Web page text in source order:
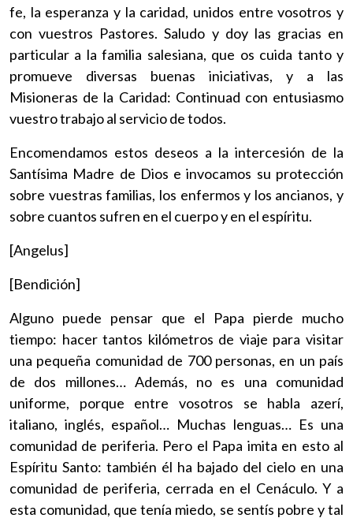
fe, la esperanza y la caridad, unidos entre vosotros y
con vuestros Pastores. Saludo y doy las gracias en
particular a la familia salesiana, que os cuida tanto y
promueve diversas buenas iniciativas, y a las
Misioneras de la Caridad: Continuad con entusiasmo
vuestro trabajo al servicio de todos.
Encomendamos estos deseos a la intercesión de la
Santísima Madre de Dios e invocamos su protección
sobre vuestras familias, los enfermos y los ancianos, y
sobre cuantos sufren en el cuerpo y en el espíritu.
[Angelus]
[Bendición]
Alguno puede pensar que el Papa pierde mucho
tiempo: hacer tantos kilómetros de viaje para visitar
una pequeña comunidad de 700 personas, en un país
de dos millones… Además, no es una comunidad
uniforme, porque entre vosotros se habla azerí,
italiano, inglés, español… Muchas lenguas… Es una
comunidad de periferia. Pero el Papa imita en esto al
Espíritu Santo: también él ha bajado del cielo en una
comunidad de periferia, cerrada en el Cenáculo. Y a
esta comunidad, que tenía miedo, se sentís pobre y tal